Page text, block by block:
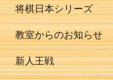
将棋日本シリーズ
教室からのお知らせ
新人王戦